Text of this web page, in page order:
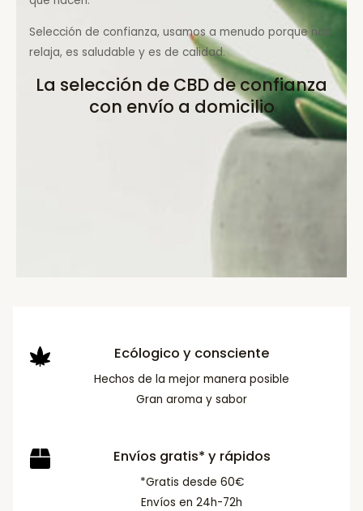
Selección de confianza, usamos a menudo porque nos
relaja, es saludable y es de calidad.
La selección de CBD de confianza
con envío a domicilio
Ecólogico y consciente
Hechos de la mejor manera posible
Gran aroma y sabor
Envíos gratis* y rápidos
*Gratis desde 60€
Envíos en 24h-72h